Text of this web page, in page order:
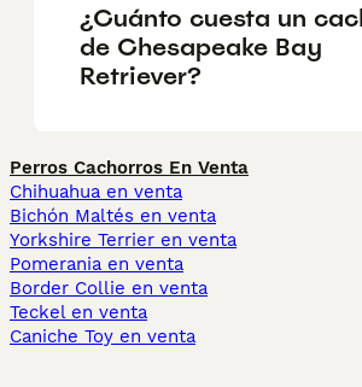
¿Cuánto cuesta un
de Chesapeake Bay
Retriever?
Perros Cachorros En Venta
Chihuahua en venta
Bichón Maltés en venta
Yorkshire Terrier en venta
Pomerania en venta
Border Collie en venta
Teckel en venta
Caniche Toy en venta